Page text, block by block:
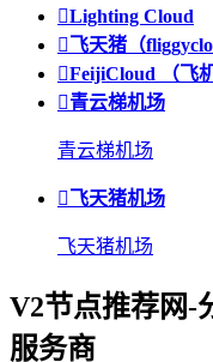
Lighting Cloud
飞天猪（
FeijiCloud （飞
青云梯机场
青云梯机场
飞天猪机场
飞天猪机场
V2节点推荐网-
服务商